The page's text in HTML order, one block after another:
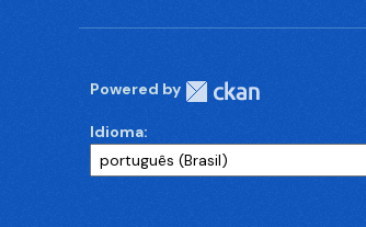
Powered by
Idioma